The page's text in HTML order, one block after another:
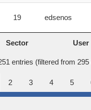
19 edsenos
Sector User
entries (filtered from 295
2 3 4 5